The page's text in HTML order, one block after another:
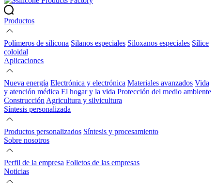
Productos
Polímeros de silicona Silanos especiales Siloxanos especiales Sílice
coloidal
Aplicaciones
Nueva energía Electrónica y electrónica Materiales avanzados Vida
y atención médica El hogar y la vida Protección del medio ambiente
Construcción Agricultura y silvicultura
Síntesis personalizada
Productos personalizados Síntesis y procesamiento
Sobre nosotros
Perfil de la empresa Folletos de las empresas
Noticias